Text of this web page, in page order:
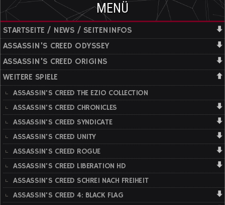
MENÜ
STARTSEITE / NEWS / SEITENINFOS
ASSASSIN'S CREED ODYSSEY
ASSASSIN'S CREED ORIGINS
WEITERE SPIELE
ASSASSIN'S CREED THE EZIO COLLECTION
ASSASSIN'S CREED CHRONICLES
ASSASSIN'S CREED SYNDICATE
ASSASSIN'S CREED UNITY
ASSASSIN'S CREED ROGUE
ASSASSIN'S CREED LIBERATION HD
ASSASSIN'S CREED SCHREI NACH FREIHEIT
ASSASSIN'S CREED 4: BLACK FLAG